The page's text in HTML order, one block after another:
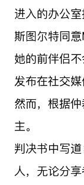
进入的办公
斯图尔特同
她的前伴侣
发布在社交媒
然而，根据
主。
判决书中写
人，无论分